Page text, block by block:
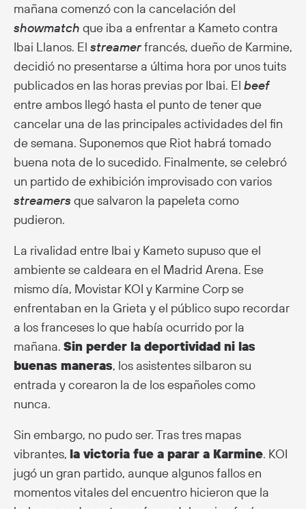
mañana comenzó con la cancelación del
showmatch que iba a enfrentar a Kameto contra
Ibai Llanos. El streamerfrancés, dueño de Karmine,
decidió no presentarse a última hora por unos tuits
publicados en las horas previas por Ibai. El beef
entre ambos llegó hasta el punto de tener que
cancelar una de las principales actividades del fin
de semana. Suponemos que Riot habrá tomado
buena nota de lo sucedido. Finalmente, se celebró
un partido de exhibición improvisado con varios
streamersque salvaron la papeleta como
pudieron.
La rivalidad entre Ibai y Kameto supuso que el
ambiente se caldeara en el Madrid Arena. Ese
mismo día, Movistar KOI y Karmine Corp se
enfrentaban en la Grieta y el público supo recordar
a los franceses lo que había ocurrido por la
mañana. Sin perder la deportividad ni las
buenas maneras, los asistentes silbaron su
entrada y corearon la de los españoles como
nunca.
Sin embargo, no pudo ser. Tras tres mapas
vibrantes, la victoria fue a parar a Karmine. KOI
jugó un gran partido, aunque algunos fallos en
momentos vitales del encuentro hicieron que la